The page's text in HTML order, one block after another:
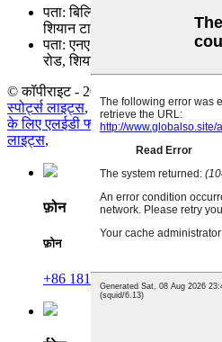
पता: बिल्डिंग सी, दूसरा मिंगजिनहाई
शियान टाउन, बाओआन जिला,
पता: एनए पता: बिल्डिंग सी, दूसरा
रोड, शियान टाउन, बाओआन जिला,
© कॉपीराइट - 2010-2023 : सर्वाधिकार
स्पोर्ट्स लाइट्स, यूएफओ एलईडी हाई बे
के लिए एलईडी फ्लड लाइट,एलईडी लाइट
लाइट्स,
फ़ोन
फ़ोन
+86 18123928968